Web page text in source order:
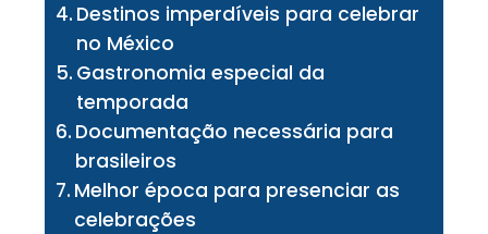
Destinos imperdíveis para celebrar
no México
Gastronomia especial da
temporada
Documentação necessária para
brasileiros
Melhor época para presenciar as
celebrações